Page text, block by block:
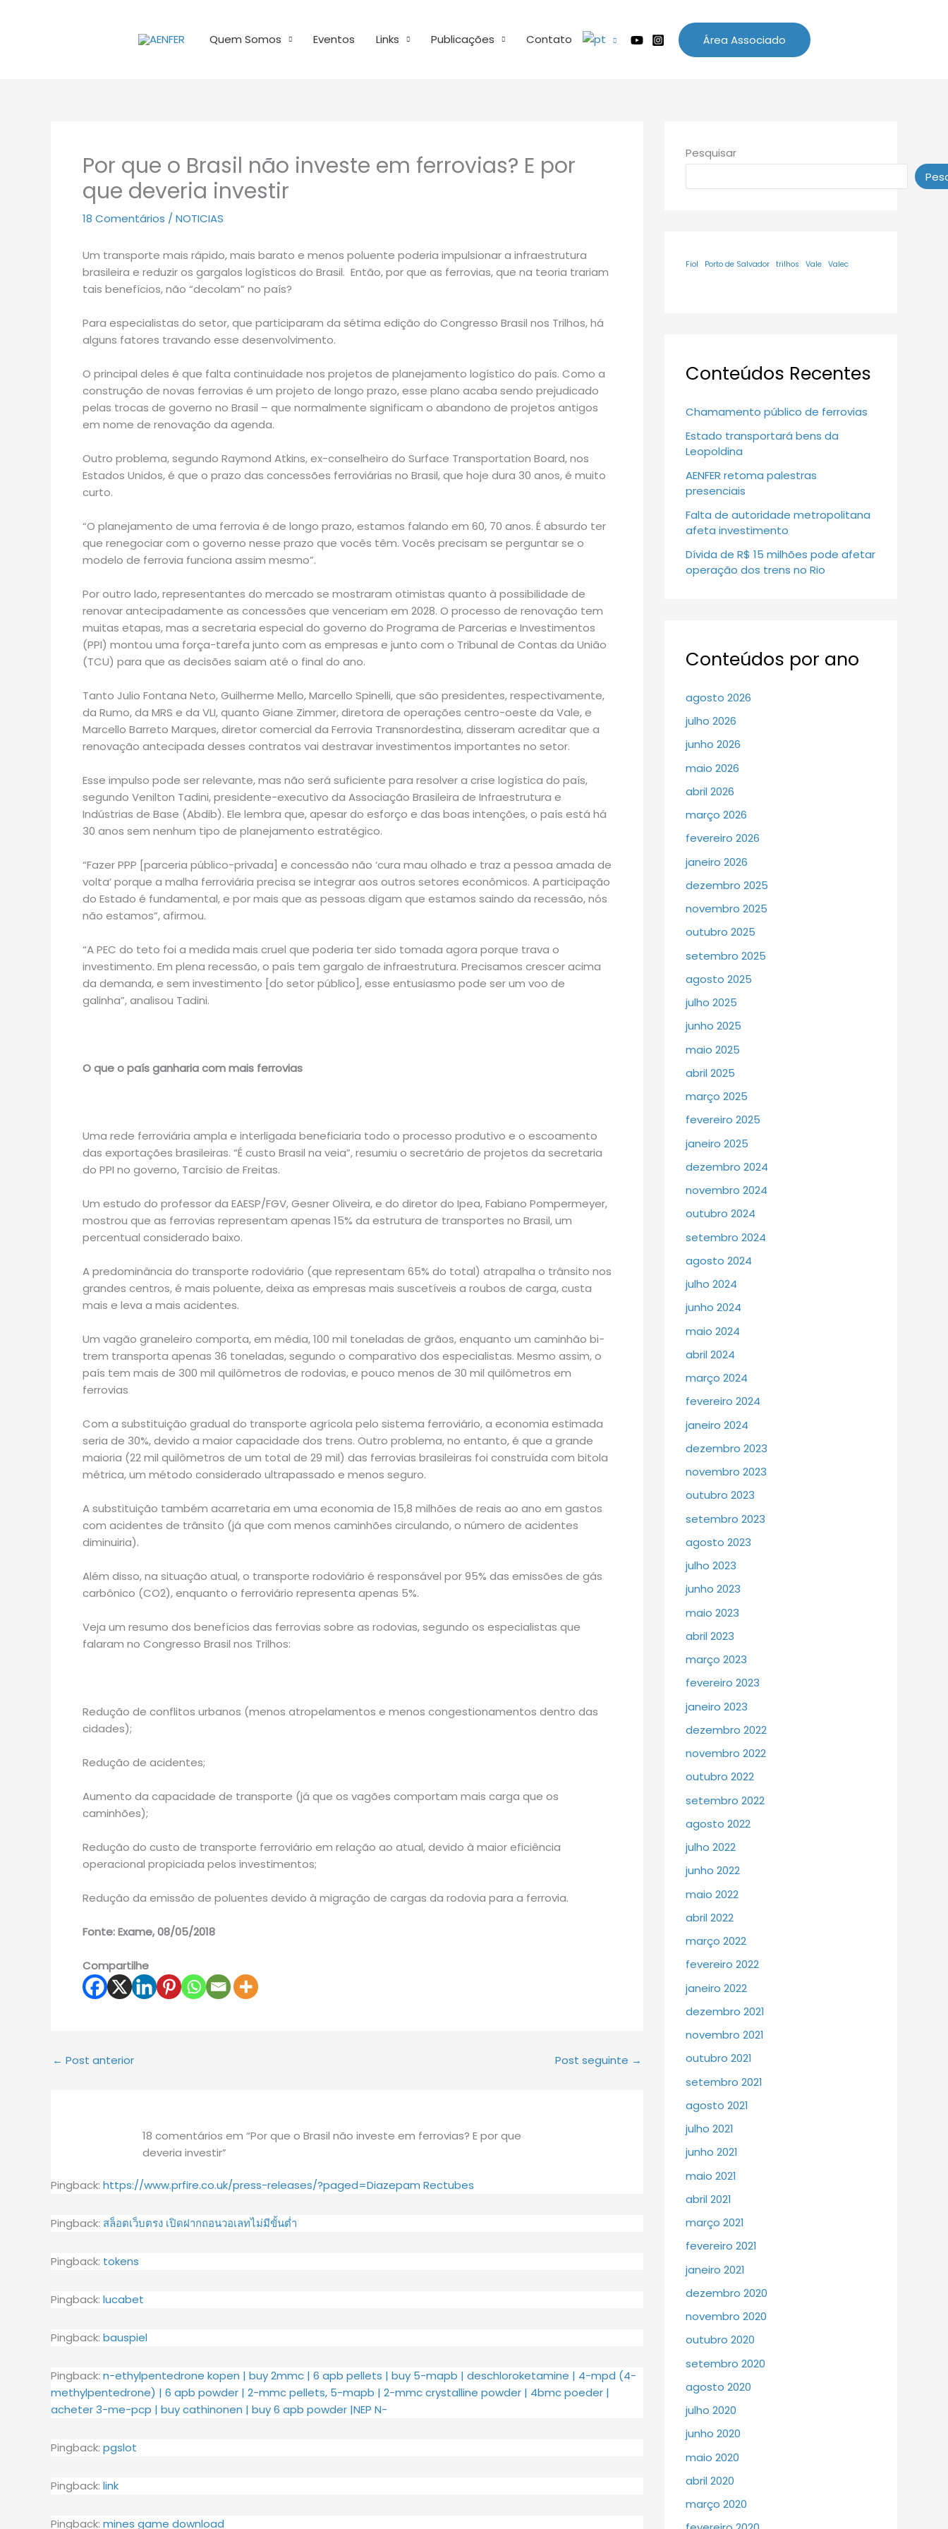
Quem Somos Eventos Links Publicações Contato Área Associado
Por que o Brasil não investe em ferrovias? E por
que deveria investir
18 Comentários / NOTICIAS
Um transporte mais rápido, mais barato e menos poluente poderia impulsionar a infraestrutura
brasileira e reduzir os gargalos logísticos do Brasil. Então, por que as ferrovias, que na teoria trariam
tais benefícios, não “decolam” no país?
Para especialistas do setor, que participaram da sétima edição do Congresso Brasil nos Trilhos, há
alguns fatores travando esse desenvolvimento.
O principal deles é que falta continuidade nos projetos de planejamento logístico do país. Como a
construção de novas ferrovias é um projeto de longo prazo, esse plano acaba sendo prejudicado
pelas trocas de governo no Brasil – que normalmente significam o abandono de projetos antigos
em nome de renovação da agenda.
Outro problema, segundo Raymond Atkins, ex-conselheiro do Surface Transportation Board, nos
Estados Unidos, é que o prazo das concessões ferroviárias no Brasil, que hoje dura 30 anos, é muito
curto.
“O planejamento de uma ferrovia é de longo prazo, estamos falando em 60, 70 anos. É absurdo ter
que renegociar com o governo nesse prazo que vocês têm. Vocês precisam se perguntar se o
modelo de ferrovia funciona assim mesmo”.
Por outro lado, representantes do mercado se mostraram otimistas quanto à possibilidade de
renovar antecipadamente as concessões que venceriam em 2028. O processo de renovação tem
muitas etapas, mas a secretaria especial do governo do Programa de Parcerias e Investimentos
(PPI) montou uma força-tarefa junto com as empresas e junto com o Tribunal de Contas da União
(TCU) para que as decisões saiam até o final do ano.
Tanto Julio Fontana Neto, Guilherme Mello, Marcello Spinelli, que são presidentes, respectivamente,
da Rumo, da MRS e da VLI, quanto Giane Zimmer, diretora de operações centro-oeste da Vale, e
Marcello Barreto Marques, diretor comercial da Ferrovia Transnordestina, disseram acreditar que a
renovação antecipada desses contratos vai destravar investimentos importantes no setor.
Esse impulso pode ser relevante, mas não será suficiente para resolver a crise logística do país,
segundo Venilton Tadini, presidente-executivo da Associação Brasileira de Infraestrutura e
Indústrias de Base (Abdib). Ele lembra que, apesar do esforço e das boas intenções, o país está há
30 anos sem nenhum tipo de planejamento estratégico.
“Fazer PPP [parceria público-privada] e concessão não ‘cura mau olhado e traz a pessoa amada de
volta’ porque a malha ferroviária precisa se integrar aos outros setores econômicos. A participação
do Estado é fundamental, e por mais que as pessoas digam que estamos saindo da recessão, nós
não estamos”, afirmou.
“A PEC do teto foi a medida mais cruel que poderia ter sido tomada agora porque trava o
investimento. Em plena recessão, o país tem gargalo de infraestrutura. Precisamos crescer acima
da demanda, e sem investimento [do setor público], esse entusiasmo pode ser um voo de
galinha”, analisou Tadini.
O que o país ganharia com mais ferrovias
Uma rede ferroviária ampla e interligada beneficiaria todo o processo produtivo e o escoamento
das exportações brasileiras. “É custo Brasil na veia”, resumiu o secretário de projetos da secretaria
do PPI no governo, Tarcísio de Freitas.
Um estudo do professor da EAESP/FGV, Gesner Oliveira, e do diretor do Ipea, Fabiano Pompermeyer,
mostrou que as ferrovias representam apenas 15% da estrutura de transportes no Brasil, um
percentual considerado baixo.
A predominância do transporte rodoviário (que representam 65% do total) atrapalha o trânsito nos
grandes centros, é mais poluente, deixa as empresas mais suscetíveis a roubos de carga, custa
mais e leva a mais acidentes.
Um vagão graneleiro comporta, em média, 100 mil toneladas de grãos, enquanto um caminhão bi-
trem transporta apenas 36 toneladas, segundo o comparativo dos especialistas. Mesmo assim, o
país tem mais de 300 mil quilômetros de rodovias, e pouco menos de 30 mil quilômetros em
ferrovias
Com a substituição gradual do transporte agrícola pelo sistema ferroviário, a economia estimada
seria de 30%, devido a maior capacidade dos trens. Outro problema, no entanto, é que a grande
maioria (22 mil quilômetros de um total de 29 mil) das ferrovias brasileiras foi construída com bitola
métrica, um método considerado ultrapassado e menos seguro.
A substituição também acarretaria em uma economia de 15,8 milhões de reais ao ano em gastos
com acidentes de trânsito (já que com menos caminhões circulando, o número de acidentes
diminuiria).
Além disso, na situação atual, o transporte rodoviário é responsável por 95% das emissões de gás
carbônico (CO2), enquanto o ferroviário representa apenas 5%.
Veja um resumo dos benefícios das ferrovias sobre as rodovias, segundo os especialistas que
falaram no Congresso Brasil nos Trilhos:
Redução de conflitos urbanos (menos atropelamentos e menos congestionamentos dentro das
cidades);
Redução de acidentes;
Aumento da capacidade de transporte (já que os vagões comportam mais carga que os
caminhões);
Redução do custo de transporte ferroviário em relação ao atual, devido à maior eficiência
operacional propiciada pelos investimentos;
Redução da emissão de poluentes devido à migração de cargas da rodovia para a ferrovia.
Fonte: Exame, 08/05/2018
Compartilhe
← Post anterior Post seguinte →
18 comentários em “Por que o Brasil não investe em ferrovias? E por que
deveria investir”
Pingback: https://www.prfire.co.uk/press-releases/?paged=Diazepam Rectubes
Pingback: สล็อตเว็บตรง เปิดฝากถอนวอเลทไม่มีขั้นต่ำ
Pingback: tokens
Pingback: lucabet
Pingback: bauspiel
Pingback: n-ethylpentedrone kopen | buy 2mmc | 6 apb pellets | buy 5-mapb | deschloroketamine | 4-mpd (4-
methylpentedrone) | 6 apb powder | 2-mmc pellets, 5-mapb | 2-mmc crystalline powder | 4bmc poeder |
acheter 3-me-pcp | buy cathinonen | buy 6 apb powder |NEP N-
Pingback: pgslot
Pingback: link
Pingback: mines game download
Pesquisar
Fiol Porto de Salvador trilhos Vale Valec
Conteúdos Recentes
Chamamento público de ferrovias
Estado transportará bens da
Leopoldina
AENFER retoma palestras
presenciais
Falta de autoridade metropolitana
afeta investimento
Dívida de R$ 15 milhões pode afetar
operação dos trens no Rio
Conteúdos por ano
agosto 2026
julho 2026
junho 2026
maio 2026
abril 2026
março 2026
fevereiro 2026
janeiro 2026
dezembro 2025
novembro 2025
outubro 2025
setembro 2025
agosto 2025
julho 2025
junho 2025
maio 2025
abril 2025
março 2025
fevereiro 2025
janeiro 2025
dezembro 2024
novembro 2024
outubro 2024
setembro 2024
agosto 2024
julho 2024
junho 2024
maio 2024
abril 2024
março 2024
fevereiro 2024
janeiro 2024
dezembro 2023
novembro 2023
outubro 2023
setembro 2023
agosto 2023
julho 2023
junho 2023
maio 2023
abril 2023
março 2023
fevereiro 2023
janeiro 2023
dezembro 2022
novembro 2022
outubro 2022
setembro 2022
agosto 2022
julho 2022
junho 2022
maio 2022
abril 2022
março 2022
fevereiro 2022
janeiro 2022
dezembro 2021
novembro 2021
outubro 2021
setembro 2021
agosto 2021
julho 2021
junho 2021
maio 2021
abril 2021
março 2021
fevereiro 2021
janeiro 2021
dezembro 2020
novembro 2020
outubro 2020
setembro 2020
agosto 2020
julho 2020
junho 2020
maio 2020
abril 2020
março 2020